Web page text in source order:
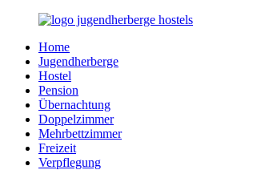
Zurück
Inhalt
Jugendherberge-
Hostels.de
Reisen
junge
jung
gebliebene
Menschen
Home
Jugendherberge
Hostel
Pension
Übernachtung
Doppelzimmer
Mehrbettzimmer
Freizeit
Verpflegung